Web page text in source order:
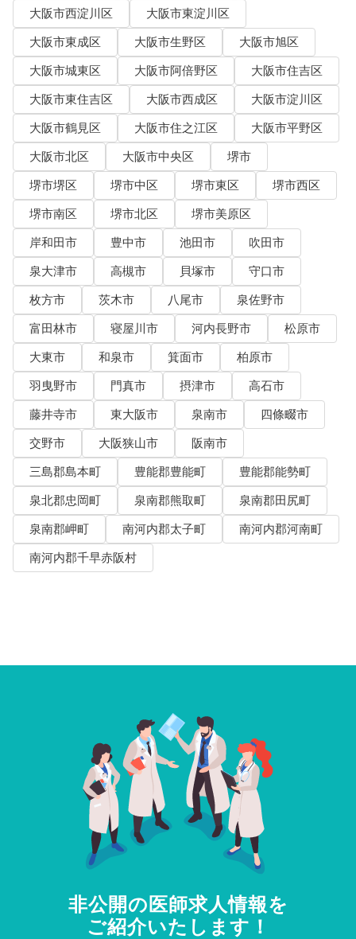
大阪市西淀川区
大阪市東淀川区
大阪市東成区
大阪市生野区
大阪市旭区
大阪市城東区
大阪市阿倍野区
大阪市住吉区
大阪市東住吉区
大阪市西成区
大阪市淀川区
大阪市鶴見区
大阪市住之江区
大阪市平野区
大阪市北区
大阪市中央区
堺市
堺市堺区
堺市中区 堺市東区
堺市西区
堺市南区
堺市北区
堺市美原区
岸和田市
豊中市 池田市
吹田市
泉大津市
高槻市 貝塚市
守口市
枚方市
茨木市 八尾市
泉佐野市
富田林市
寝屋川市 河内長野市
松原市
大東市
和泉市 箕面市
柏原市
羽曳野市
門真市 摂津市
高石市
藤井寺市
東大阪市 泉南市
四條畷市
交野市
大阪狭山市
阪南市
三島郡島本町
豊能郡豊能町
豊能郡能勢町
泉北郡忠岡町
泉南郡熊取町
泉南郡田尻町
泉南郡岬町
南河内郡太子町
南河内郡河南町
南河内郡千早赤阪村
非公開の医師求人情報を
ご紹介いたします！